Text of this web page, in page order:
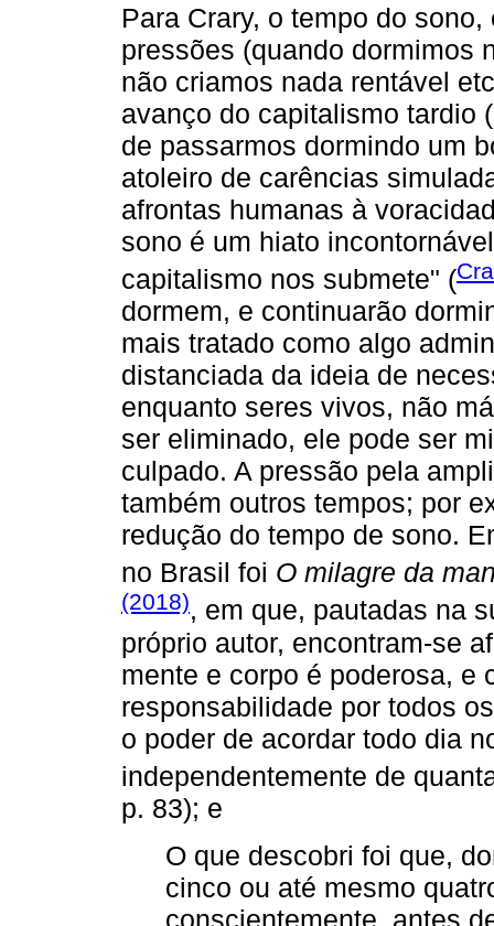
Para Crary, o tempo do
pressões (quando dormimos
não criamos nada rentável
avanço do capitalismo tardio
de passarmos dormindo um
atoleiro de carências
afrontas humanas à
sono é um hiato
capitalismo nos submete" (
dormem, e continuarão
mais tratado como algo
distanciada da ideia de
enquanto seres vivos, não
ser eliminado, ele pode ser
culpado. A pressão pela
também outros tempos; por
redução do tempo de sono.
no Brasil foi O milagre da
(2018), em que, pautadas na
próprio autor, encontram-se
mente e corpo é poderosa, e
responsabilidade por todos
o poder de acordar todo dia
independentemente de
p. 83); e
O que descobri foi que,
cinco ou até mesmo
conscientemente, antes